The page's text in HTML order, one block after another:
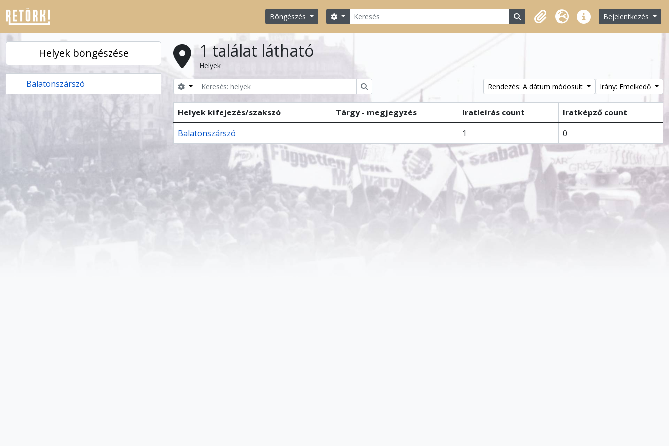
Skip to main content
Böngészés
Keresés
Search options Search in browse page
VágólapNyelv Gyorshivatkozások
Bejelentkezés
Helyek böngészése
Balatonszárszó
1 találat látható
Helyek
Search options Rendezés: A dátum módosult Irány: Emelkedő
Helyek kifejezés/szakszó Tárgy - megjegyzés Iratleírás count
Iratképző count
Balatonszárszó
1 0